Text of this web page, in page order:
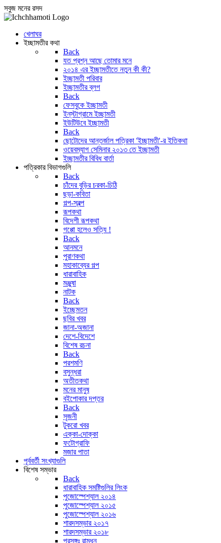
সবুজ মনের রসদ
খেলাঘর
ইচ্ছামতীর কথা
Back
যত প্রশ্ন আছে তোমার মনে
২০১৪ এর ইচ্ছামতীতে নতুন কী কী?
ইচ্ছামতী পরিবার
ইচ্ছামতীর ব্লগ
Back
ফেসবুকে ইচ্ছামতী
ইন্‌স্টাগ্রামে ইচ্ছামতী
ইউটিউবে ইচ্ছামতী
Back
ছোটোদের আন্তর্জাল পত্রিকা 'ইচ্ছামতী'-র ইতিকথা
ওয়েবম্যাগ সেমিনার ২০১৩ তে ইচ্ছামতী
ইচ্ছামতীর বিবিধ বার্তা
পত্রিকার বিভাগগুলি
Back
চাঁদের বুড়ির চরকা-চিঠি
ছড়া-কবিতা
গল্প-স্বল্প
রূপকথা
বিদেশী রূপকথা
গপ্পো হলেও সত্যি !
Back
আনমনে
পুরাণকথা
মহাকাব্যের গল্প
ধারাবাহিক
মঞ্জুষা
নাটক
Back
ইচ্ছেমতন
ছবির খবর
জানা-অজানা
দেশে-বিদেশে
বিশেষ রচনা
Back
পরশমণি
বসুন্ধরা
অতীতকথা
মনের মানুষ
বইপোকার দপ্তর
Back
সৃজনী
টুকরো খবর
এক্কা-দোক্কা
ফটোগ্রাফি
মজার পাতা
পূর্ববর্তী সংখ্যাগুলি
বিশেষ সম্ভার
Back
ধারাবাহিক সমষ্টিগুলির লিংক
পুজোস্পেশ্যাল ২০১৪
পুজোস্পেশ্যাল ২০১৫
পুজোস্পেশ্যাল ২০১৬
শারদসম্ভার ২০১৭
শারদসম্ভার ২০১৮
প্রসঙ্গঃ রামধনু